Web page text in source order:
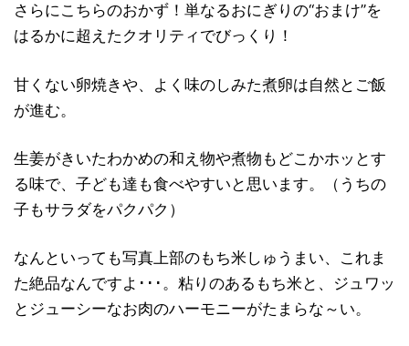
さらにこちらのおかず！単なるおにぎりの“おまけ”を
はるかに超えたクオリティでびっくり！
甘くない卵焼きや、よく味のしみた煮卵は自然とご飯
が進む。
生姜がきいたわかめの和え物や煮物もどこかホッとす
る味で、子ども達も食べやすいと思います。（うちの
子もサラダをパクパク）
なんといっても写真上部のもち米しゅうまい、これま
た絶品なんですよ･･･。粘りのあるもち米と、ジュワッ
とジューシーなお肉のハーモニーがたまらな～い。